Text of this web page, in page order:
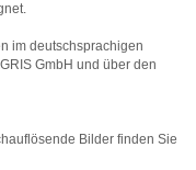
im deutschsprachigen
GmbH und über den
Bilder finden Sie